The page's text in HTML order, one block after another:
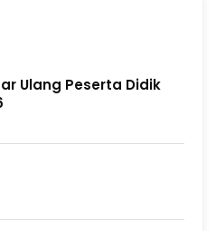
Ulang Peserta Didik